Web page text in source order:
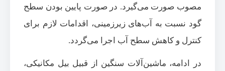
مصوب صورت می‌گیرد. در صورت پایین بودن سطح
گود نسبت به آب‌های زیرزمینی، اقدامات لازم برای
کنترل و کاهش سطح آب اجرا می‌گردد.
در ادامه، ماشین‌آلات سنگین از قبیل بیل مکانیکی،